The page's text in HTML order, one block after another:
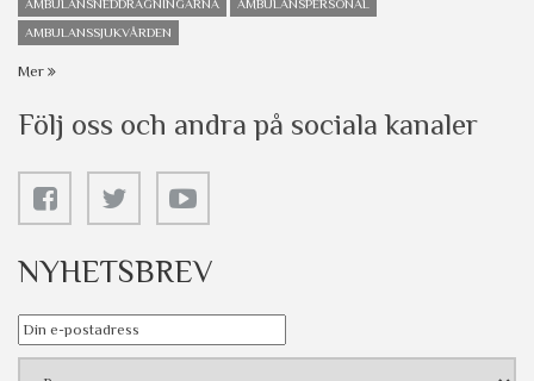
AMBULANSNEDDRAGNINGARNA
AMBULANSPERSONAL
AMBULANSSJUKVÅRDEN
Mer
Följ oss och andra på sociala kanaler
NYHETSBREV